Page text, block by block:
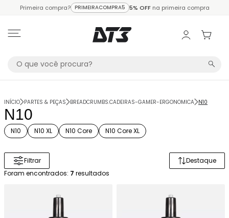
Primeira compra? PRIMEIRACOMPRA5 5% OFFna primeira compra
INÍCIO PARTES & PEÇAS BREADCRUMBS.CADEIRAS-GAMER-ERGONOMICA N10
N10
N10 N10 XL N10 Core N10 Core XL
Foram encontrados: 7 resultados
Ordenar
Destaque
Filtrar